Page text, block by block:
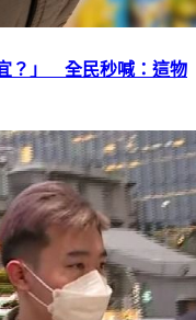
？」 全民秒喊：這物